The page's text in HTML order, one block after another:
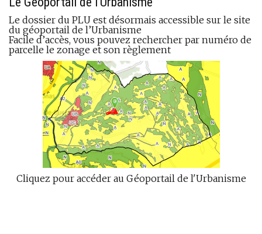
Le dossier du PLU est désormais accessible sur le site
du géoportail de l’Urbanisme
Facile d’accès, vous pouvez rechercher par numéro de
parcelle le zonage et son règlement
Cliquez pour accéder au Géoportail de l'Urbanisme